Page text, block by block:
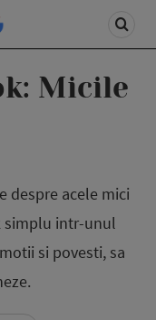
Micile
despre acele mici
simplu intr-unul
si povesti, sa